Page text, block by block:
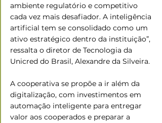
ambiente regulatório e competitivo
cada vez mais desafiador. A inteligência
artificial tem se consolidado como um
ativo estratégico dentro da instituição”,
ressalta o diretor de Tecnologia da
Unicred do Brasil, Alexandre da Silveira.
A cooperativa se propõe a ir além da
digitalização, com investimentos em
automação inteligente para entregar
valor aos cooperados e preparar a